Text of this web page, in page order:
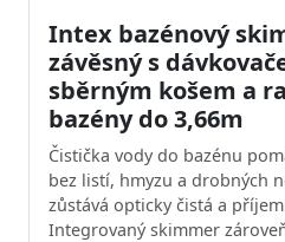
Intex bazénový
závěsný s
sběrným košem a
bazény do 3,66m
Čistička vody do bazénu
bez listí, hmyzu a drobných
zůstává opticky čistá a
Integrovaný skimmer